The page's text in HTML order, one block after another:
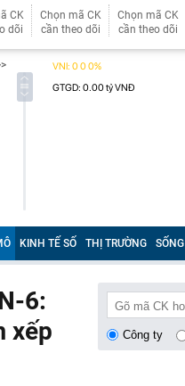
CK
dõi
Chọn mã CK
cần theo dõi
Chọn mã CK
cần theo dõi
KINH TẾ SỐ THỊ TRƯỜNG SỐNG
6:
xếp
Công ty